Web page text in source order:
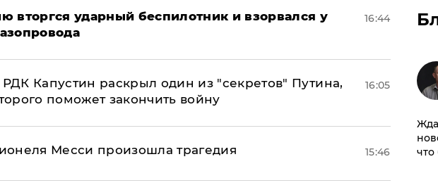
вторгся ударный беспилотник и взорвался у
16:44
Капустин раскрыл один из "секретов" Путина,
поможет закончить войну
16:05
Месси произошла трагедия 15:46
что